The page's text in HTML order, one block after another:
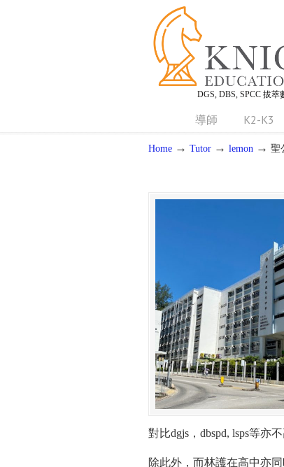
DGS, DBS, SPCC 拔
導師 K2-K3
Home → Tutor → lemon → 聖
對比dgjs，dbspd, lsps等亦
除此外，而林護在高中亦